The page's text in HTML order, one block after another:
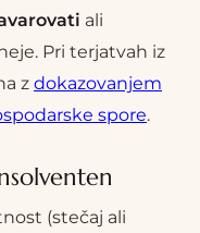
ali
Pri terjatvah iz
z dokazovanjem
spore.
(stečaj ali